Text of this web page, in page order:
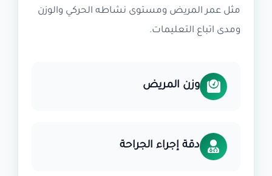
مثل عمر المريض ومستوى نشاطه الحركي والوزن
ومدى اتباع التعليمات.
وزن المريض
دقة إجراء الجراحة